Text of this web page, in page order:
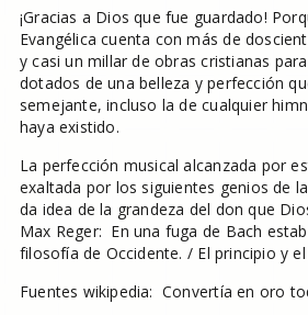
¡Gracias a Dios que fue guardado!
Evangélica cuenta con más de
y casi un millar de obras cristianas
dotados de una belleza y perfección
semejante, incluso la de cualquier
haya existido.
La perfección musical alcanzada por
exaltada por los siguientes genios de
da idea de la grandeza del don que
Max Reger: En una fuga de Bach
filosofía de Occidente. / El principio y
Fuentes wikipedia: Convertía en oro